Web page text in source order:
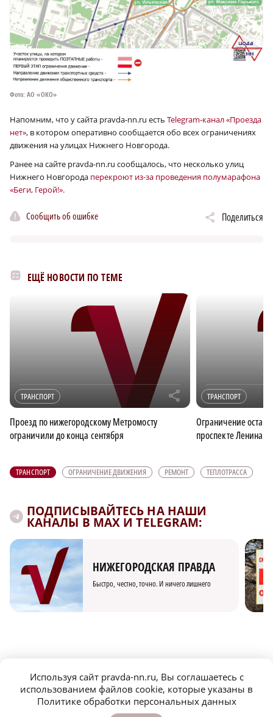
Фото: АО «ОКО»
Напомним, что у сайта pravda-nn.ru есть Telegram-канал «Проезда
нет», в котором оперативно сообщается обо всех ограничениях
движения на улицах Нижнего Новгорода.
Ранее на сайте pravda-nn.ru сообщалось, что несколько улиц
Нижнего Новгорода перекроют из-за проведения полумарафона
«Беги, Герой!».
Сообщить об ошибке Поделиться
ЕЩЁ НОВОСТИ ПО ТЕМЕ
ТРАНСПОРТ r
Проезд по нижегородскому Метромосту
ограничили до конца сентября
ТРАНСПОРТ
Ограничение
проспекте Ленина
ТРАНСПОРТ ОГРАНИЧЕНИЕ ДВИЖЕНИЯ РЕМОНТ ТЕПЛОТРАССА
ПОДПИСЫВАЙТЕСЬ НА НАШИ
КАНАЛЫ В MAX И TELEGRAM:
НИЖЕГОРОДСКАЯ ПРАВДА
Быстро, честно, точно. И ничего лишнего
МОЛОДЕЖЬ МЕНЯЕТ МИР
Используя сайт pravda-nn.ru, Вы соглашаетесь с
использованием файлов cookie, которые указаны в
Политике обработки персональных данных